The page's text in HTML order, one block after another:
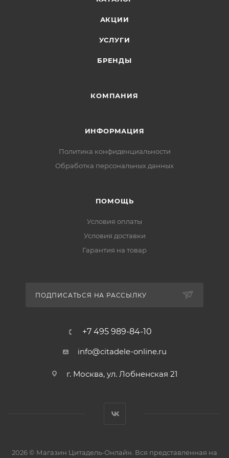
АКЦИИ
УСЛУГИ
БРЕНДЫ
КОМПАНИЯ
ИНФОРМАЦИЯ
Политика конфиденциальности
Обработка персональных данных
ПОМОЩЬ
Условия оплаты
Условия доставки
Гарантия на товар
ПОДПИСАТЬСЯ НА РАССЫЛКУ
+7 495 989-84-10
info@citadele-online.ru
г. Москва, ул. Лобненская 21
2026 © Магазин Цитадель-Онлайн. Вся представленная на